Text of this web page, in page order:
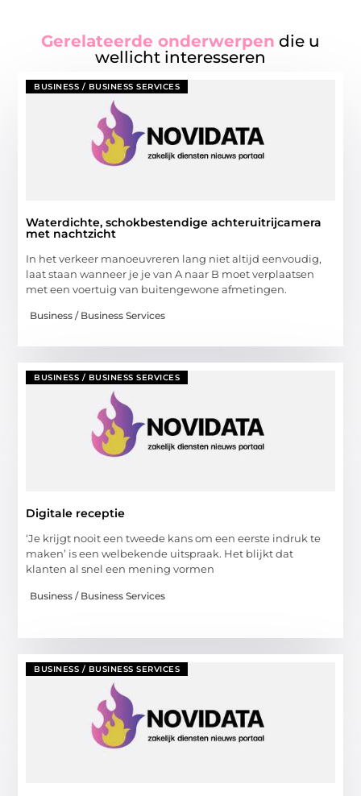
Gerelateerde onderwerpen die u
wellicht interesseren
BUSINESS / BUSINESS SERVICES
Waterdichte, schokbestendige achteruitrijcamera
met nachtzicht
In het verkeer manoeuvreren lang niet altijd eenvoudig,
laat staan wanneer je je van A naar B moet verplaatsen
met een voertuig van buitengewone afmetingen.
Business / Business Services
BUSINESS / BUSINESS SERVICES
Digitale receptie
‘Je krijgt nooit een tweede kans om een eerste indruk te
maken’ is een welbekende uitspraak. Het blijkt dat
klanten al snel een mening vormen
Business / Business Services
BUSINESS / BUSINESS SERVICES